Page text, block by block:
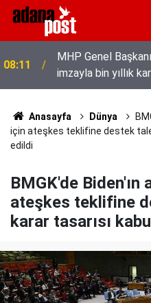
08:04
Tarsus'ta üzüm
gösterdi
Anasayfa Dünya
için ateşkes teklifine destek
edildi
BMGK'de Biden'ın
ateşkes teklifine
karar tasarısı